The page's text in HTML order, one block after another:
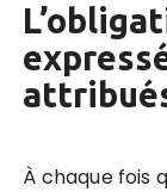
À chaque fois